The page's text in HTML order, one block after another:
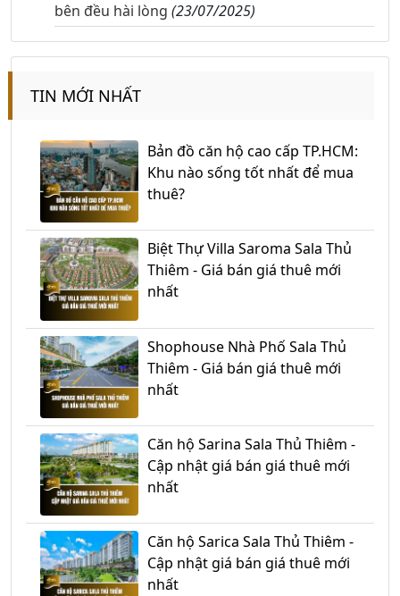
bên đều hài lòng (23/07/2025)
TIN MỚI NHẤT
Bản đồ căn hộ cao cấp TP.HCM:
Khu nào sống tốt nhất để mua
thuê?
Biệt Thự Villa Saroma Sala Thủ
Thiêm - Giá bán giá thuê mới
nhất
Shophouse Nhà Phố Sala Thủ
Thiêm - Giá bán giá thuê mới
nhất
Căn hộ Sarina Sala Thủ Thiêm -
Cập nhật giá bán giá thuê mới
nhất
Căn hộ Sarica Sala Thủ Thiêm -
Cập nhật giá bán giá thuê mới
nhất